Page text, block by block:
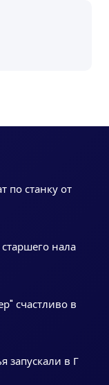
по станку от
нала
счастливо в
запускали в Г